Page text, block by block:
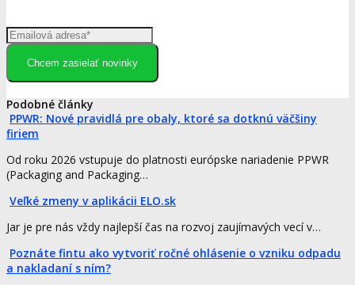
Chcem zasielať novinky
Podobné články
PPWR: Nové pravidlá pre obaly, ktoré sa dotknú väčšiny
firiem
Od roku 2026 vstupuje do platnosti európske nariadenie PPWR
(Packaging and Packaging…
Veľké zmeny v aplikácii ELO.sk
Jar je pre nás vždy najlepší čas na rozvoj zaujímavých vecí v…
Poznáte fintu ako vytvoriť ročné ohlásenie o vzniku odpadu
a nakladaní s ním?